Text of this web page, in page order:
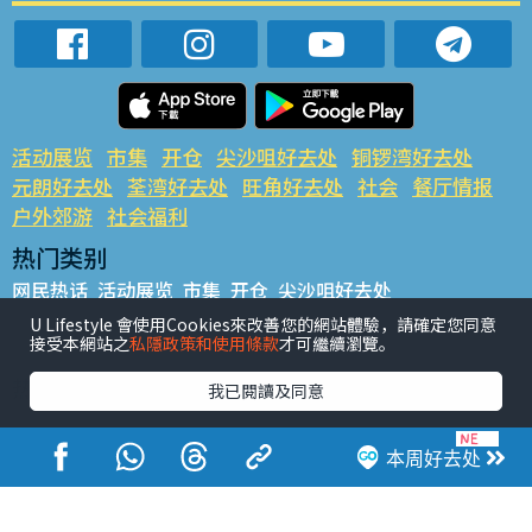
本周好去处
活动展览 市集 开仓 尖沙咀好去处 铜锣湾好去处
元朗好去处 荃湾好去处 旺角好去处 社会 餐厅情报
户外郊游 社会福利
热门类别
网民热话 活动展览 市集 开仓 尖沙咀好去处
铜锣湾好去处 元朗好去处 荃湾好去处 旺角好去处 社会
餐厅情报 户外郊游
热门标签
#UGO揾好去处 #人气活动推介 #美食社群热话
#亲子玩乐好去处
#ULifestyle应用程式
#限时抢
#UJetso礼物放送
#ULifestyle商户中心 #著数
U Lifestyle 會使用Cookies來改善您的網站體驗，請確定您同意
接受本網站之私隱政策和使用條款才可繼續瀏覽。
我已閱讀及同意